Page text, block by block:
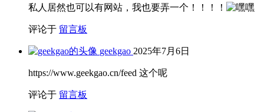
私人居然也可以有网站，我也要弄一个！！！！
评论于 留言板
geekgao 2025年7月6日
https://www.geekgao.cn/feed 这个呢
评论于 留言板